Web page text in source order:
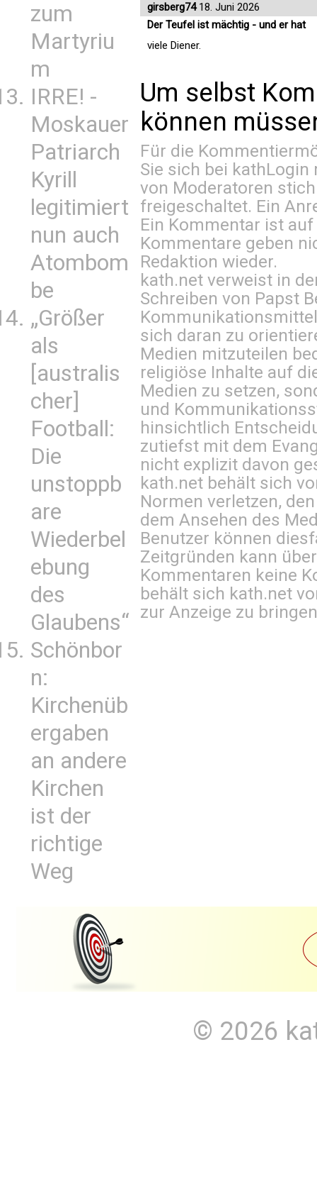
zum
Martyriu
m
IRRE! -
Moskauer
Patriarch
Kyrill
legitimiert
nun auch
Atombom
be
„Größer
als
[australis
cher]
Football:
Die
unstoppb
are
Wiederbel
ebung
des
Glaubens“
Schönbor
n:
Kirchenüb
ergaben
an andere
Kirchen
ist der
richtige
Weg
girsberg7418. Juni 2026
Der Teufel ist mächtig - und er hat
viele Diener.
Um selbst
können
Für die
Sie sich bei kathLogin
von Moderatoren
freigeschaltet. Ein
Ein Kommentar ist
Kommentare geben
Redaktion wieder.
kath.net verweist in
Schreiben von Papst
sich daran zu
Medien mitzuteilen
religiöse Inhalte auf
Medien zu setzen,
und
hinsichtlich
zutiefst mit dem
nicht explizit davon
kath.net behält sich
Normen verletzen,
dem Ansehen des
Benutzer können
Zeitgründen kann
Kommentaren keine
behält sich kath.net
zur Anzeige zu
© 2026